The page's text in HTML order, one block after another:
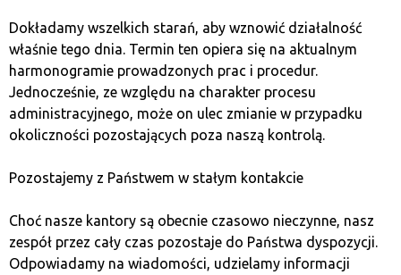
kryptowalut w 2021 roku i nadal przyciąga uwagę
inwestorów dzięki rozwijającemu się ekosystemowi.
3. Pepe (PEPE)
która jest popularnym memem internetowym. Projekt
i humorystycznemu podejściu do inwestowania. Pepe
jest często wykorzystywany jako symbol spekulacji
na rynku kryptowalut. Więcej o nim przeczytasz ->tutaj
Dokładamy wszelkich starań, aby wznowić działalność
właśnie tego dnia. Termin ten opiera się na aktualnym
harmonogramie prowadzonych prac i procedur.
Jednocześnie, ze względu na charakter procesu
administracyjnego, może on ulec zmianie w przypadku
okoliczności pozostających poza naszą kontrolą.
Pozostajemy z Państwem w stałym kontakcie
Choć nasze kantory są obecnie czasowo nieczynne, nasz
zespół przez cały czas pozostaje do Państwa dyspozycji.
Odpowiadamy na wiadomości, udzielamy informacji